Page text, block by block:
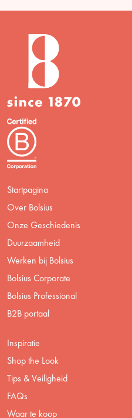
Startpagina
Over Bolsius
Onze Geschiedenis
Duurzaamheid
Werken bij Bolsius
Bolsius Corporate
Bolsius Professional
B2B portaal
Inspiratie
Shop the Look
Tips & Veiligheid
FAQs
Waar te koop